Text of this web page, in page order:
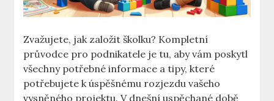
Zvažujete, jak založit školku? Kompletní
průvodce pro podnikatele je tu, aby vám poskytl
všechny potřebné informace a tipy, které
potřebujete k úspěšnému rozjezdu vašeho
vysněného projektu. V dnešní uspěchané době